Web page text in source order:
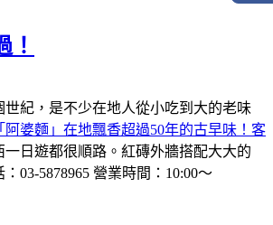
！
紀，是不少在地人從小吃到大的老味
阿婆麵」在地飄香超過50年的古早味！客
日遊都很順路。紅磚外牆搭配大大的
03-5878965 營業時間：10:00～